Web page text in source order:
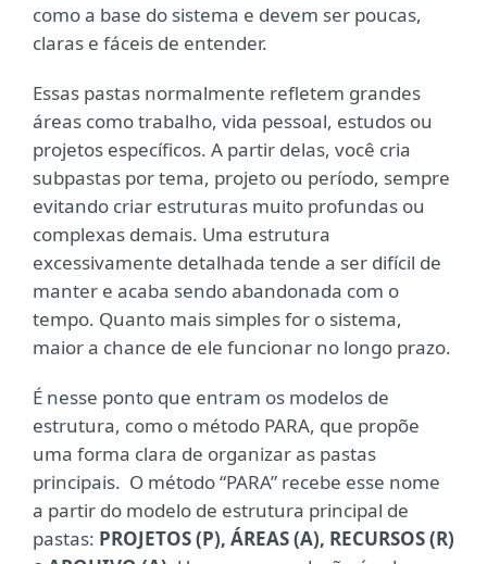
como a base do sistema e devem ser poucas,
claras e fáceis de entender.
Essas pastas normalmente refletem grandes
áreas como trabalho, vida pessoal, estudos ou
projetos específicos. A partir delas, você cria
subpastas por tema, projeto ou período, sempre
evitando criar estruturas muito profundas ou
complexas demais. Uma estrutura
excessivamente detalhada tende a ser difícil de
manter e acaba sendo abandonada com o
tempo. Quanto mais simples for o sistema,
maior a chance de ele funcionar no longo prazo.
É nesse ponto que entram os modelos de
estrutura, como o método PARA, que propõe
uma forma clara de organizar as pastas
principais. O método “PARA” recebe esse nome
a partir do modelo de estrutura principal de
pastas: PROJETOS (P), ÁREAS (A), RECURSOS (R)